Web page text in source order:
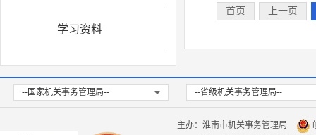
学习资料
首页 上一页
--国家机关事务管理局-- --省级机关事务管理局--
主办：淮南市机关事务管理局